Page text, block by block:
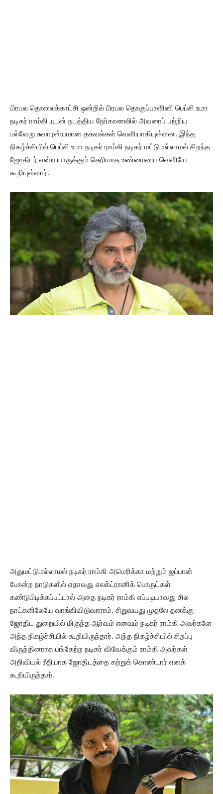
பிரபல தொலைக்காட்சி ஒன்றில் பிரபல தொகுப்பாளினி பெப்சி உமா
நடிகர் ராம்கி யுடன் நடத்திய நேர்காணலில் அவரைப் பற்றிய
பல்வேறு சுவாரஸ்யமான தகவல்கள் வெளியாகியுள்ளன. இந்த
நிகழ்ச்சியில் பெப்சி உமா நடிகர் ராம்கி நடிகர் மட்டுமல்லாமல் சிறந்த
ஜோதிடர் என்ற யாருக்கும் தெரியாத உண்மையை வெளியே
கூறியுள்ளார்.
அதுமட்டுமல்லாமல் நடிகர் ராம்கி அமெரிக்கா மற்றும் ஜப்பான்
போன்ற நாடுகளில் ஏதாவது எலக்ட்ரானிக் பொருட்கள்
கண்டுபிடிக்கப்பட்டால் அதை நடிகர் ராம்கி எப்படியாவது சில
நாட்களிலேயே வாங்கிவிடுவாராம். சிறுவயது முதலே தனக்கு
ஜோதிட துறையில் மிகுந்த ஆர்வம் எனவும் நடிகர் ராம்கி அவர்களே
அந்த நிகழ்ச்சியில் கூறியிருந்தார். அந்த நிகழ்ச்சியில் சிறப்பு
விருந்தினராக பங்கேற்ற நடிகர் விவேக்கும் ராம்கி அவர்கள்
அறிவியல் ரீதியாக ஜோதிடத்தை கற்றுக் கொண்டார் எனக்
கூறியிருந்தார்.